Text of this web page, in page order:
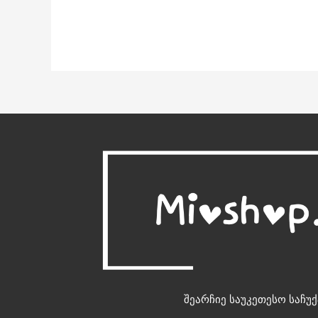
შეარჩიე საუკეთესო